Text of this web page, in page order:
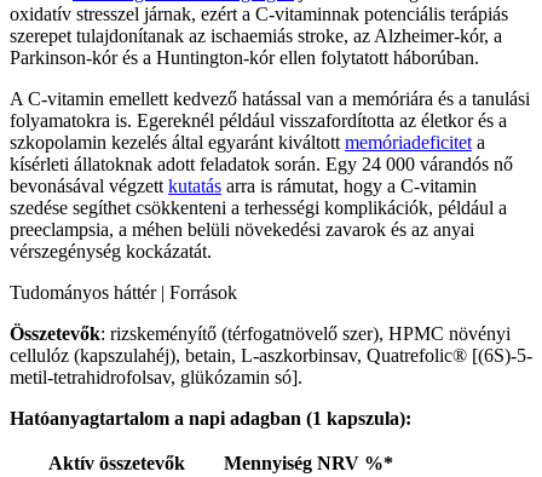
oxidatív stresszel járnak, ezért a C-vitaminnak potenciális terápiás
szerepet tulajdonítanak az ischaemiás stroke, az Alzheimer-kór, a
Parkinson-kór és a Huntington-kór ellen folytatott háborúban.
A C-vitamin emellett kedvező hatással van a memóriára és a tanulási
folyamatokra is. Egereknél például visszafordította az életkor és a
szkopolamin kezelés által egyaránt kiváltott memóriadeficitet a
kísérleti állatoknak adott feladatok során. Egy 24 000 várandós nő
bevonásával végzett kutatás arra is rámutat, hogy a C-vitamin
szedése segíthet csökkenteni a terhességi komplikációk, például a
preeclampsia, a méhen belüli növekedési zavarok és az anyai
vérszegénység kockázatát.
Tudományos háttér | Források
Összetevők: rizskeményítő (térfogatnövelő szer), HPMC növényi
cellulóz (kapszulahéj), betain, L-aszkorbinsav, Quatrefolic® [(6S)-5-
metil-tetrahidrofolsav, glükózamin só].
Hatóanyagtartalom a napi adagban (1 kapszula):
Aktív összetevők Mennyiség NRV %*